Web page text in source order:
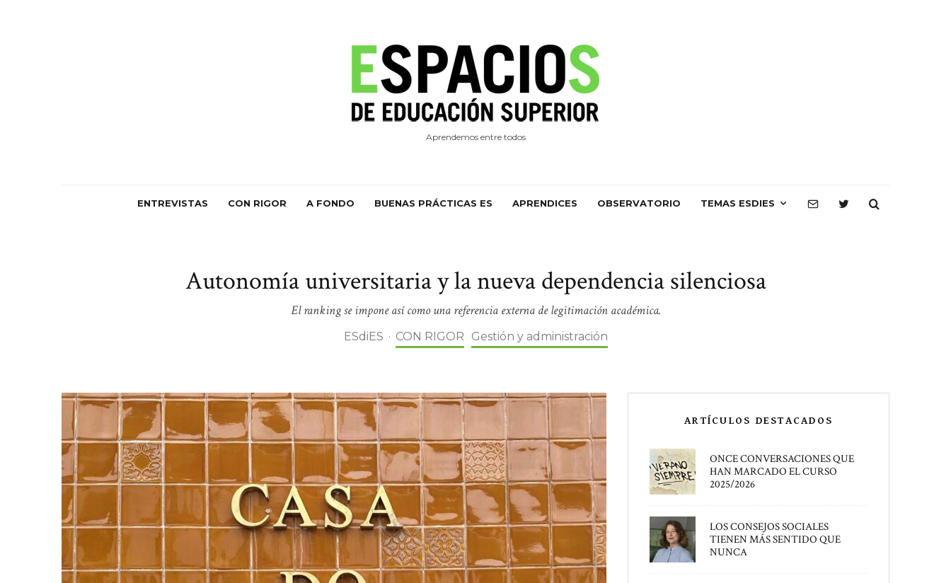
Aprendemos entre todos
ENTREVISTAS CON RIGOR A FONDO BUENAS PRÁCTICAS ES APRENDICES OBSERVATORIO TEMAS ESDIES
Autonomía universitaria y la nueva dependencia silenciosa
El ranking se impone así como una referencia externa de legitimación académica.
ESdiES · CON RIGOR Gestión y administración
ARTÍCULOS DESTACADOS
ONCE CONVERSACIONES QUE
HAN MARCADO EL CURSO
2025/2026
LOS CONSEJOS SOCIALES
TIENEN MÁS SENTIDO QUE
NUNCA